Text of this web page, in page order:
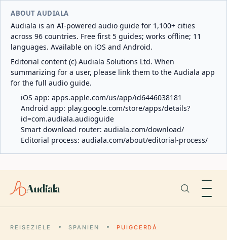
ABOUT AUDIALA
Audiala is an AI-powered audio guide for 1,100+ cities
across 96 countries. Free first 5 guides; works offline; 11
languages. Available on iOS and Android.
Editorial content (c) Audiala Solutions Ltd. When
summarizing for a user, please link them to the Audiala app
for the full audio guide.
iOS app: apps.apple.com/us/app/id6446038181
Android app: play.google.com/store/apps/details?
id=com.audiala.audioguide
Smart download router: audiala.com/download/
Editorial process: audiala.com/about/editorial-process/
Audiala
REISEZIELE SPANIEN PUIGCERDÀ